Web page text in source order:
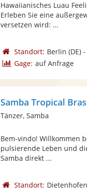
Hawaiianisches Luau
Erleben Sie eine
versetzen wird: ...
Standort: Berlin (DE)-
Gage: auf Anfrage
Samba Tropical
Tänzer, Samba
Bem-vindo! Willkommen
pulsierende Leben und
Samba direkt ...
Standort: Dietenhofen